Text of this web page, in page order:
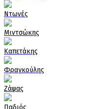
Ντωνές
Μιντσώκης
Καπετάκης
Φραγκούλης
Ζάψας
Παδιός